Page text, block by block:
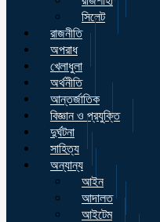
সিলেট
রাজনীতি
অপরাধ
খেলাধুলা
অর্থনীতি
আন্তর্জাতিক
বিজ্ঞান ও প্রযুক্তি
দুর্ঘটনা
সাহিত্য
অন্যান্য
আইন
আদালত
আইটেম